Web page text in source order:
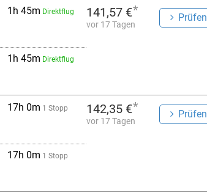
1h 45m Direktflug
1h 45m Direktflug
141,57 €*
vor 17 Tagen
Prüfen
17h 0m 1 Stopp
17h 0m 1 Stopp
142,35 €*
vor 17 Tagen
Prüfen